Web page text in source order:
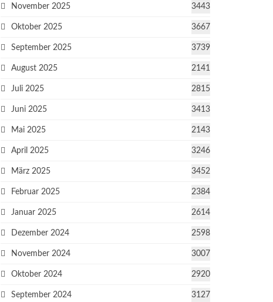
November 2025 3443
Oktober 2025 3667
September 2025 3739
August 2025 2141
Juli 2025 2815
Juni 2025 3413
Mai 2025 2143
April 2025 3246
März 2025 3452
Februar 2025 2384
Januar 2025 2614
Dezember 2024 2598
November 2024 3007
Oktober 2024 2920
September 2024 3127